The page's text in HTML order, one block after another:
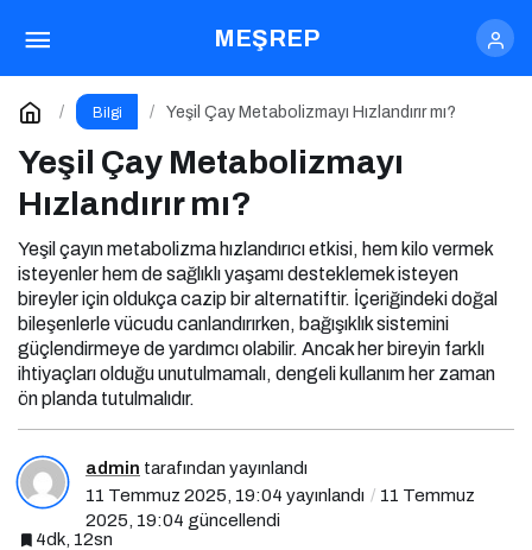
MEŞREP
Bilgi Yeşil Çay Metabolizmayı Hızlandırır mı?
Yeşil Çay Metabolizmayı
Hızlandırır mı?
Yeşil çayın metabolizma hızlandırıcı etkisi, hem kilo vermek
isteyenler hem de sağlıklı yaşamı desteklemek isteyen
bireyler için oldukça cazip bir alternatiftir. İçeriğindeki doğal
bileşenlerle vücudu canlandırırken, bağışıklık sistemini
güçlendirmeye de yardımcı olabilir. Ancak her bireyin farklı
ihtiyaçları olduğu unutulmamalı, dengeli kullanım her zaman
ön planda tutulmalıdır.
admin tarafından yayınlandı
11 Temmuz 2025, 19:04 yayınlandı
11 Temmuz
2025, 19:04 güncellendi
4dk, 12sn
Yeşil Çay Metabolizmayı Hızlandırır mı?
Yorum Yap